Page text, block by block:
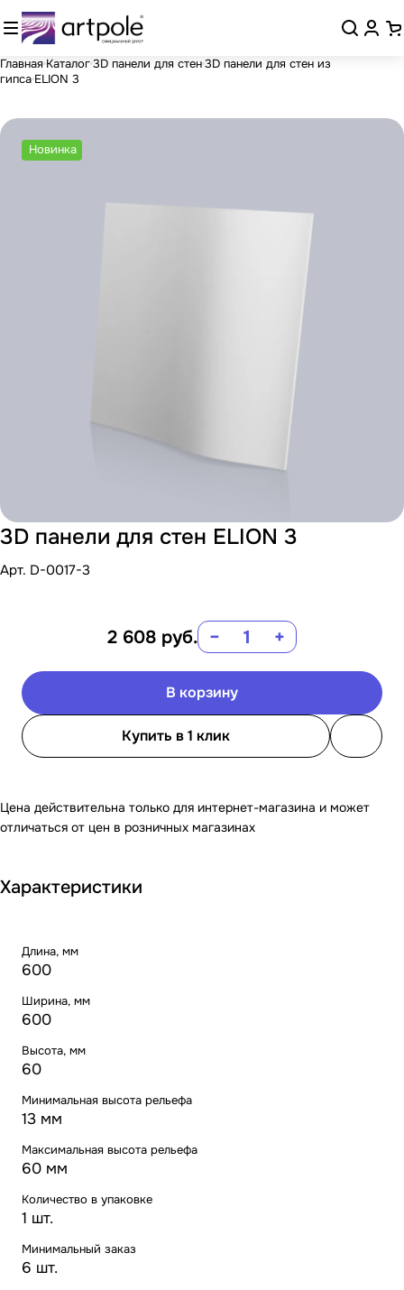
Главная Каталог3D панели для стен3D панели для стен из
гипса ELION 3
Новинка
3D панели для стен ELION 3
Арт. D-0017-3
2 608 руб. − +
В корзину
Купить в 1 клик
Цена действительна только для интернет-магазина и может
отличаться от цен в розничных магазинах
Характеристики
Длина, мм
600
Ширина, мм
600
Высота, мм
60
Минимальная высота рельефа
13 мм
Максимальная высота рельефа
60 мм
Количество в упаковке
1 шт.
Минимальный заказ
6 шт.